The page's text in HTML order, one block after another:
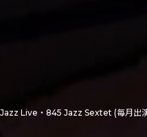
Jazz Live・845 Jazz Sextet (毎月出